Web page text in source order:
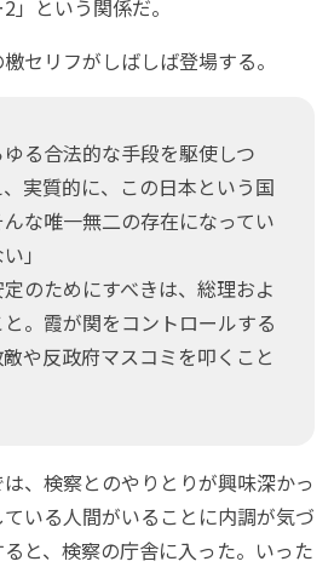
」という関係だ。
セリフがしばしば登場する。
る合法的な手段を駆使しつ
実質的に、この日本という国
な唯一無二の存在になってい
」
定のためにすべきは、総理およ
。霞が関をコントロールする
や反政府マスコミを叩くこと
、検察とのやりとりが興味深かっ
いる人間がいることに内調が気づ
と、検察の庁舎に入った。いった